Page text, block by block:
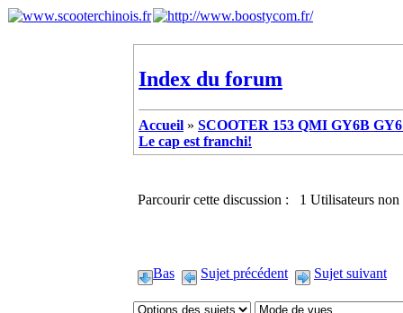
Index du forum
Accueil » SCOOTER 153 QMI GY6B
Le cap est franchi!
Parcourir cette discussion : 1 Utilisateurs non
Bas Sujet précédent Sujet suivant